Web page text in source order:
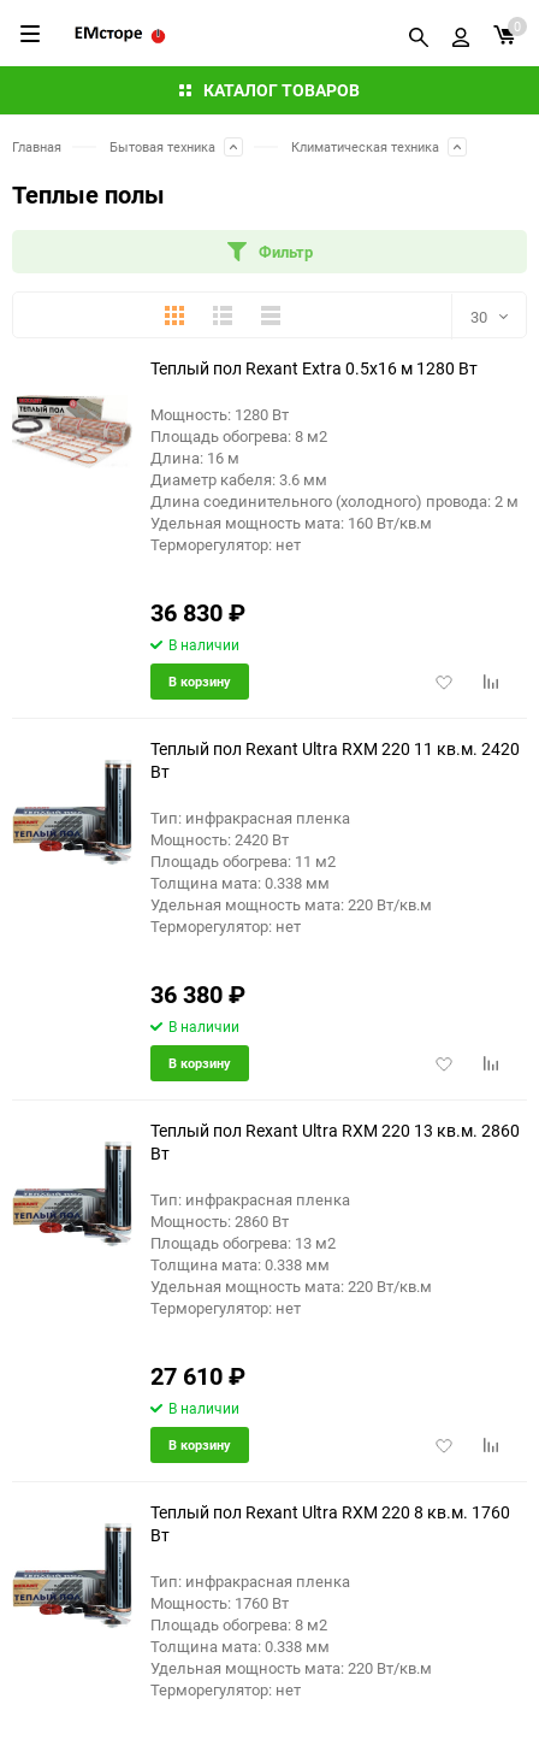
КАТАЛОГ ТОВАРОВ
0
Главная Бытовая техника Климатическая техника
Теплые полы
Фильтр
ПлиткаПодробноКомпактно 30
30
Теплый пол Rexant Extra 0.5x16 м 1280 Вт
Мощность: 1280 Вт
Площадь обогрева: 8 м2
Длина: 16 м
Диаметр кабеля: 3.6 мм
Длина соединительного (холодного) провода: 2 м
Удельная мощность мата: 160 Вт/кв.м
Терморегулятор: нет
36 830₽
В наличии
Добавить
В корзину
Теплый пол Rexant Ultra RXM 220 11 кв.м. 2420
Вт
Тип: инфракрасная пленка
Мощность: 2420 Вт
Площадь обогрева: 11 м2
Толщина мата: 0.338 мм
Удельная мощность мата: 220 Вт/кв.м
Терморегулятор: нет
36 380₽
В наличии
Добавить
В корзину
Теплый пол Rexant Ultra RXM 220 13 кв.м. 2860
Вт
Тип: инфракрасная пленка
Мощность: 2860 Вт
Площадь обогрева: 13 м2
Толщина мата: 0.338 мм
Удельная мощность мата: 220 Вт/кв.м
Терморегулятор: нет
27 610₽
В наличии
Добавить
В корзину
Теплый пол Rexant Ultra RXM 220 8 кв.м. 1760
Вт
Тип: инфракрасная пленка
Мощность: 1760 Вт
Площадь обогрева: 8 м2
Толщина мата: 0.338 мм
Удельная мощность мата: 220 Вт/кв.м
Терморегулятор: нет